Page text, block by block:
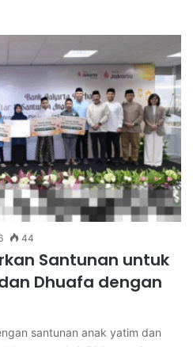
44
Santunan untuk
Dhuafa dengan
santunan anak yatim dan